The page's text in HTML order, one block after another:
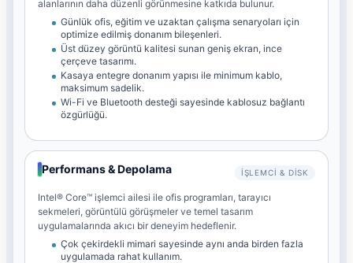
alanlarının daha düzenli görünmesine katkıda bulunur.
Günlük ofis, eğitim ve uzaktan çalışma senaryoları için
optimize edilmiş donanım bileşenleri.
Üst düzey görüntü kalitesi sunan geniş ekran, ince
çerçeve tasarımı.
Kasaya entegre donanım yapısı ile minimum kablo,
maksimum sadelik.
Wi-Fi ve Bluetooth desteği sayesinde kablosuz bağlantı
özgürlüğü.
Performans & Depolama İŞLEMCI & DISK
Intel® Core™ işlemci ailesi ile ofis programları, tarayıcı
sekmeleri, görüntülü görüşmeler ve temel tasarım
uygulamalarında akıcı bir deneyim hedeflenir.
Çok çekirdekli mimari sayesinde aynı anda birden fazla
uygulamada rahat kullanım.